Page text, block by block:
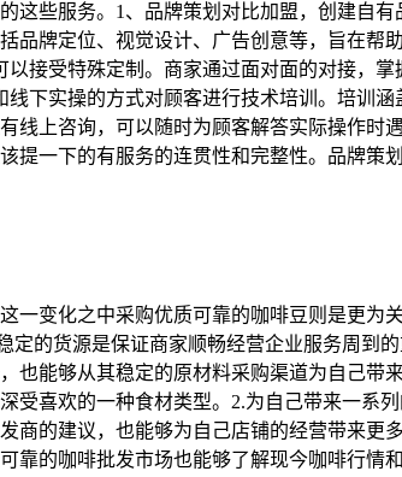
这些服务。1、品牌策划对比加盟，创建自
品牌定位、视觉设计、广告创意等，旨在帮
接受特殊定制。商家通过面对面的对接，掌
下实操的方式对顾客进行技术培训。培训
上咨询，可以随时为顾客解答实际操作时
提一下的有服务的连贯性和完整性。品牌策
一变化之中采购优质可靠的咖啡豆则是更为
的货源是保证商家顺畅经营企业服务周到
也能够从其稳定的原材料采购渠道为自己带
受喜欢的一种食材类型。2.为自己带来一系
商的建议，也能够为自己店铺的经营带来更
靠的咖啡批发市场也能够了解现今咖啡行情